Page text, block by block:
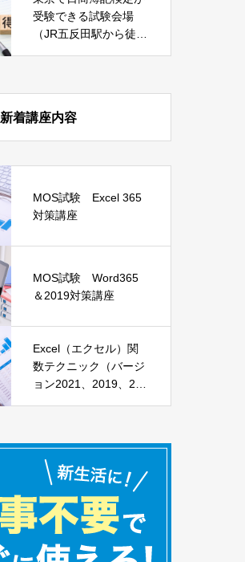
受験できる試験会場
（JR五反田駅から徒歩
新着講座内容
MOS試験 Excel 365
対策講座
MOS試験 Word365
＆2019対策講座
Excel（エクセル）関
数テクニック（バージ
ョン2021、2019、201